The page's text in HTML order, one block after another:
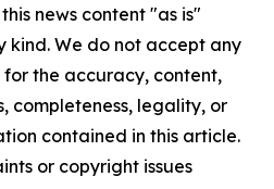
news content "as is"
We do not accept any
the accuracy, content,
completeness, legality, or
contained in this article.
or copyright issues